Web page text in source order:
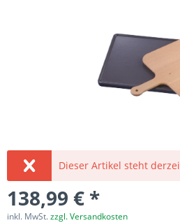
Dieser Artikel steht
138,99 € *
inkl. MwSt.zzgl. Versandkosten